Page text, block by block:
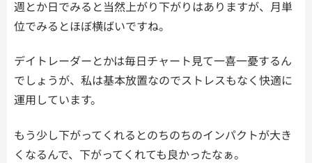
週とか日でみると当然上がり下がりはありますが、月単
位でみるとほぼ横ばいですね。
デイトレーダーとかは毎日チャート見て一喜一憂するん
でしょうが、私は基本放置なのでストレスもなく快適に
運用しています。
もう少し下がってくれるとのちのちのインパクトが大き
くなるんで、下がってくれても良かったなぁ。